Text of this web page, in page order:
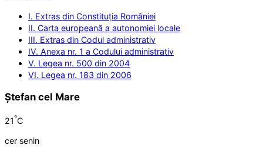
I. Extras din Constituția României
II. Carta europeană a autonomiei locale
III. Extras din Codul administrativ
IV. Anexa nr. 1 a Codului administrativ
V. Legea nr. 500 din 2004
VI. Legea nr. 183 din 2006
Ștefan cel Mare
21°C
cer senin